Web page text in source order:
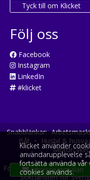
Intresseanmälan
Tyck till om Klicket
Följ oss
Facebook
Instagram
LinkedIn
#klicket
Snabblänkar:
Båt • Husbil &
Fordonsköp online •
Söktjänsten för
Klicket använder
användarupplevelse
fortsätta använda
cookies används.